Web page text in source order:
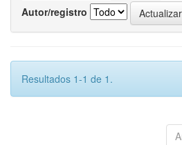
Autor/registro
Resultados 1-1 de 1.